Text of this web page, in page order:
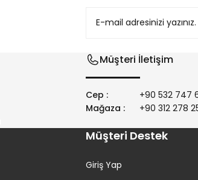
Müşteri İletişim
Cep :
+90 532 747
Mağaza :
+90 312 278
Müşteri Destek
Giriş Yap